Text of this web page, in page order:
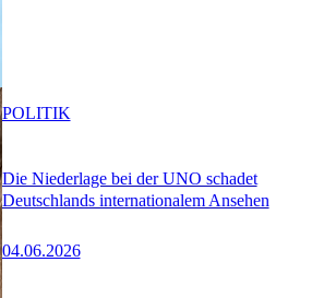
Die Niederlage bei der UNO schadet
Deutschlands internationalem Ansehen
04.06.2026
POLITIK